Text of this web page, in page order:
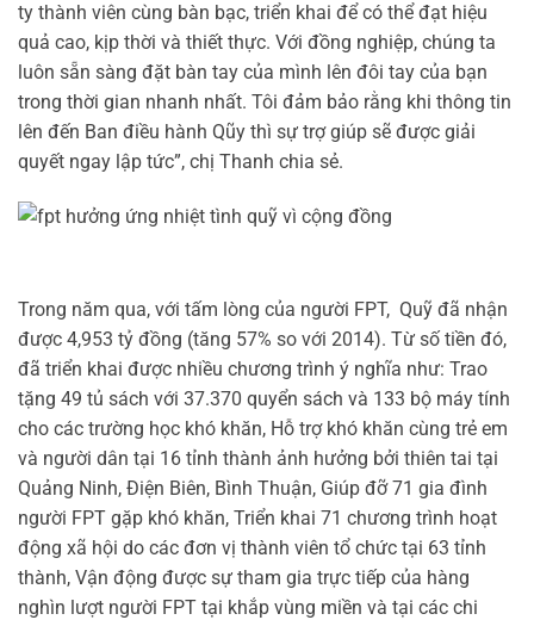
ty thành viên cùng bàn bạc, triển khai để có thể đạt hiệu
quả cao, kịp thời và thiết thực. Với đồng nghiệp, chúng ta
luôn sẵn sàng đặt bàn tay của mình lên đôi tay của bạn
trong thời gian nhanh nhất. Tôi đảm bảo rằng khi thông tin
lên đến Ban điều hành Qũy thì sự trợ giúp sẽ được giải
quyết ngay lập tức”, chị Thanh chia sẻ.
Trong năm qua, với tấm lòng của người FPT, Quỹ đã nhận
được 4,953 tỷ đồng (tăng 57% so với 2014). Từ số tiền đó,
đã triển khai được nhiều chương trình ý nghĩa như: Trao
tặng 49 tủ sách với 37.370 quyển sách và 133 bộ máy tính
cho các trường học khó khăn, Hỗ trợ khó khăn cùng trẻ em
và người dân tại 16 tỉnh thành ảnh hưởng bởi thiên tai tại
Quảng Ninh, Điện Biên, Bình Thuận, Giúp đỡ 71 gia đình
người FPT gặp khó khăn, Triển khai 71 chương trình hoạt
động xã hội do các đơn vị thành viên tổ chức tại 63 tỉnh
thành, Vận động được sự tham gia trực tiếp của hàng
nghìn lượt người FPT tại khắp vùng miền và tại các chi